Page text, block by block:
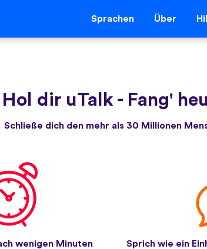
Sprachen Über
Hol dir uTalk - Fang'
Schließe dich den mehr als 30 Millionen
wenigen Minuten
Sprich wie ein